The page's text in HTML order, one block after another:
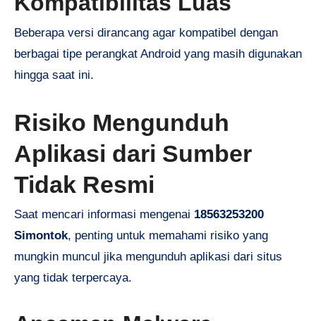
Beberapa versi dirancang agar kompatibel dengan
berbagai tipe perangkat Android yang masih digunakan
hingga saat ini.
Risiko Mengunduh
Aplikasi dari Sumber
Tidak Resmi
Saat mencari informasi mengenai 18563253200
Simontok, penting untuk memahami risiko yang
mungkin muncul jika mengunduh aplikasi dari situs
yang tidak terpercaya.